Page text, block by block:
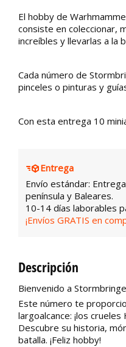
El hobby de
consiste en coleccionar,
increíbles y llevarlas a la
Cada número de
pinceles o pinturas y
Con esta entrega 10
Entrega
Envío estándar:
península y Baleares.
10-14 días laborables
¡Envíos GRATIS en
Descripción
Bienvenido a
Este número te
largoalcance: ¡los
Descubre su historia,
batalla. ¡Feliz hobby!